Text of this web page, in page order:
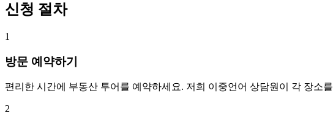
신청 절차
1
방문 예약하기
편리한 시간에 부동산 투어를 예약하세요. 저희 이중언어 상담원이 각 장소
2